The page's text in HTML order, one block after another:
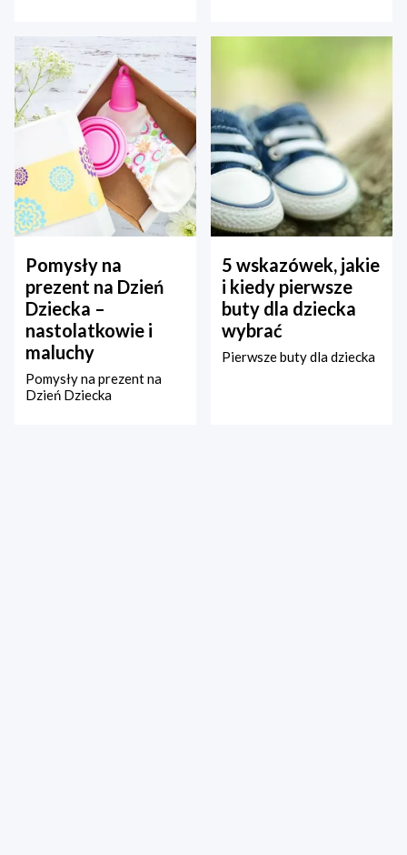
Pomysły na
prezent na Dzień
Dziecka –
nastolatkowie i
maluchy
Pomysły na prezent na
Dzień Dziecka
5 wskazówek, jakie
i kiedy pierwsze
buty dla dziecka
wybrać
Pierwsze buty dla dziecka